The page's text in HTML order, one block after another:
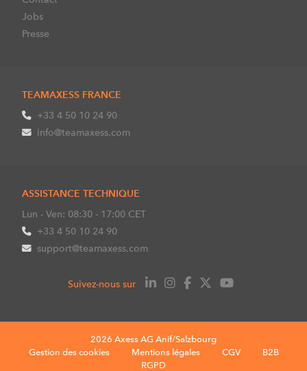
Jobs
Presse
TEAMAXESS FRANCE
+33 4 50 10 24 90
info@teamaxess.com
ASSISTANCE TECHNIQUE
Lun - Ven: 08:30 - 17:00 CET
+33 4 50 10 24 90
support@teamaxess.com
Suivez-nous sur
2026 Axess AG Anif/Salzbourg
Gestion des cookies
Mentions légales CGV
B2B
RGPD